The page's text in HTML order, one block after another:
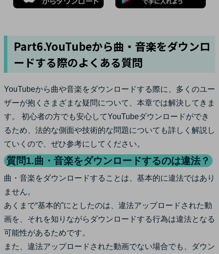
Part6.YouTubeから曲・音楽をダウンロ
ードする際のよくある質問
YouTubeから曲や音楽をダウンロードする際に、多くのユー
ザーが抱くさまざまな疑問について、本章では解決してきま
す。 初心者の方でも安心してYouTubeダウンロードができ
るため、法的な側面や技術的な問題についても詳しく解説し
ていくので、ぜひ参考にしてください。
質問1.曲・音楽をダウンロードするのは違法？
曲・音楽をダウンロードすることは、基本的に違法ではあり
ません。
あくまで“基本的”にとしたのは、違法アップロードされた動
画を、それを知りながらダウンロードする行為は違法となる
可能性があるためです。
また、違法アップロードされた動画でない場合でも、ダウン